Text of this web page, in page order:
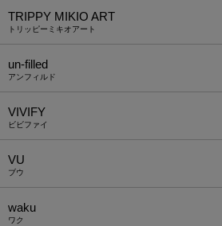
TRIPPY MIKIO ART
トリッピーミキオアート
un-filled
アンフィルド
VIVIFY
ビビファイ
VU
ブウ
waku
ワク